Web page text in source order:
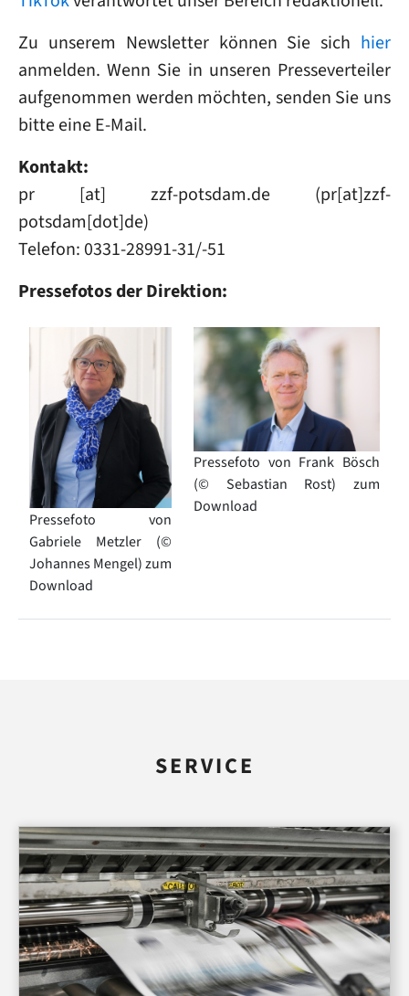
Zu unserem Newsletter können Sie sich hier
anmelden. Wenn Sie in unseren Presseverteiler
aufgenommen werden möchten, senden Sie uns
bitte eine E-Mail.
Kontakt:
pr [at] zzf-potsdam.de (pr[at]zzf-
potsdam[dot]de)
Telefon: 0331-28991-31/-51
Pressefotos der Direktion:
Image
Pressefoto von
Gabriele Metzler (©
Johannes Mengel) zum
Download
Image
Pressefoto von Frank Bösch
(© Sebastian Rost) zum
Download
SERVICE